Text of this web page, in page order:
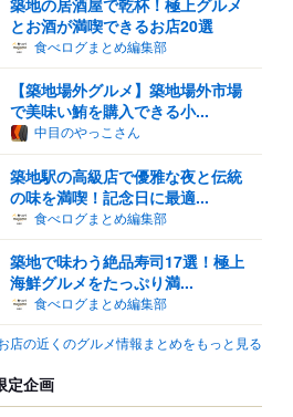
とお酒が満喫できるお店20選
食べログまとめ編集部
【築地場外グルメ】築地場外市場
で美味い鮪を購入できる小...
中目のやっこさん
築地駅の高級店で優雅な夜と伝統
の味を満喫！記念日に最適...
食べログまとめ編集部
築地で味わう絶品寿司17選！極上
海鮮グルメをたっぷり満...
食べログまとめ編集部
店の近くのグルメ情報まとめをもっと見る
定企画